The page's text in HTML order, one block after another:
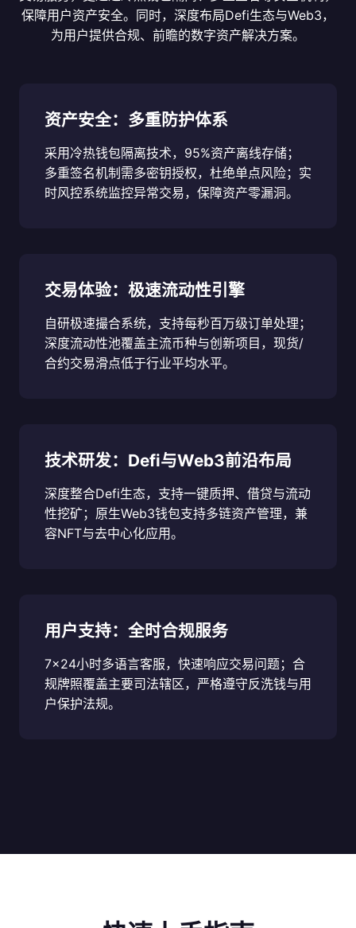
保障用户资产安全。同时，深度布局Defi生态与Web3，
为用户提供合规、前瞻的数字资产解决方案。
资产安全：多重防护体系
采用冷热钱包隔离技术，95%资产离线存储；
多重签名机制需多密钥授权，杜绝单点风险；实
时风控系统监控异常交易，保障资产零漏洞。
交易体验：极速流动性引擎
自研极速撮合系统，支持每秒百万级订单处理；
深度流动性池覆盖主流币种与创新项目，现货/
合约交易滑点低于行业平均水平。
技术研发：Defi与Web3前沿布局
深度整合Defi生态，支持一键质押、借贷与流动
性挖矿；原生Web3钱包支持多链资产管理，兼
容NFT与去中心化应用。
用户支持：全时合规服务
7×24小时多语言客服，快速响应交易问题；合
规牌照覆盖主要司法辖区，严格遵守反洗钱与用
户保护法规。